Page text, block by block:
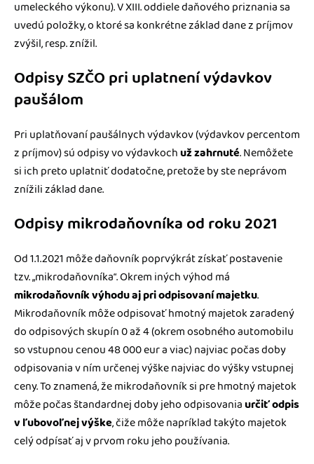
umeleckého výkonu). V XIII. oddiele daňového priznania sa
uvedú položky, o ktoré sa konkrétne základ dane z príjmov
zvýšil, resp. znížil.
Odpisy SZČO pri uplatnení výdavkov
paušálom
Pri uplatňovaní paušálnych výdavkov (výdavkov percentom
z príjmov) sú odpisy vo výdavkochuž zahrnuté. Nemôžete
si ich preto uplatniť dodatočne, pretože by ste neprávom
znížili základ dane.
Odpisy mikrodaňovníka od roku 2021
Od 1.1.2021 môže daňovník poprvýkrát získať postavenie
tzv. „mikrodaňovníka“. Okrem iných výhod má
mikrodaňovník výhodu aj pri odpisovaní majetku.
Mikrodaňovník môže odpisovať hmotný majetok zaradený
do odpisových skupín 0 až 4 (okrem osobného automobilu
so vstupnou cenou 48 000 eur a viac) najviac počas doby
odpisovania v ním určenej výške najviac do výšky vstupnej
ceny. To znamená, že mikrodaňovník si pre hmotný majetok
môže počas štandardnej doby jeho odpisovaniaurčiť odpis
v ľubovoľnej výške, čiže môže napríklad takýto majetok
celý odpísať aj v prvom roku jeho používania.